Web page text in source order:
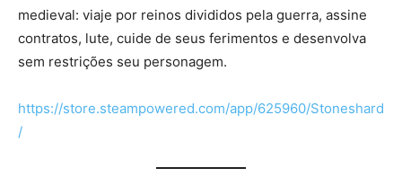
medieval: viaje por reinos divididos pela guerra, assine
contratos, lute, cuide de seus ferimentos e desenvolva
sem restrições seu personagem.
https://store.steampowered.com/app/625960/Stoneshard
/